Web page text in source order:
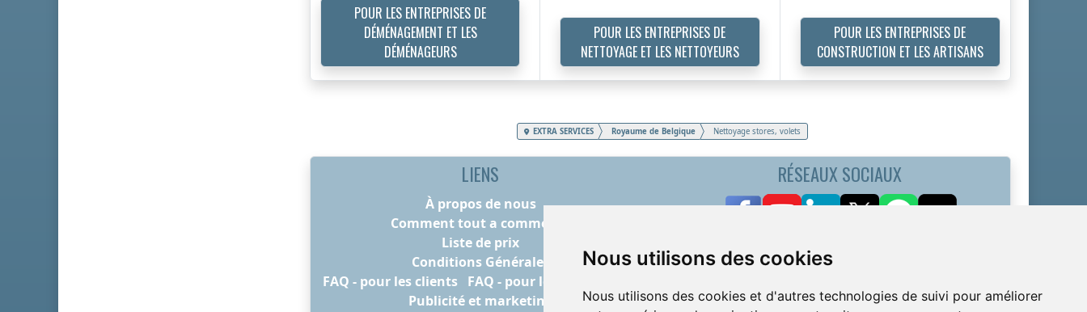
Nous utilisons des cookies
Nous utilisons des cookies et d'autres technologies de suivi pour améliorer
POUR LES ENTREPRISES DE
DÉMÉNAGEMENT ET LES
DÉMÉNAGEURS
POUR LES ENTREPRISES DE
NETTOYAGE ET LES NETTOYEURS
POUR LES ENTREPRISES DE
CONSTRUCTION ET LES ARTISANS
EXTRA SERVICES Royaume de Belgique Nettoyage stores, volets
LIENS
À propos de nous
Comment tout a commencé
Liste de prix
Conditions Générales
FAQ - pour les clients FAQ - pour les prestataires
Publicité et marketing
RÉSEAUX SOCIAUX